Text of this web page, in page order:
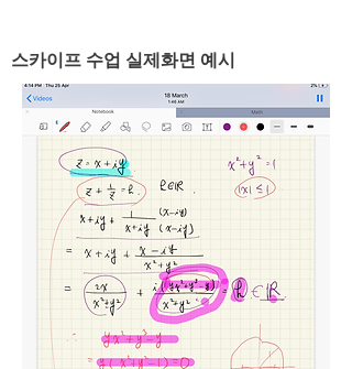
​스카이프 수업 실제화면 예시